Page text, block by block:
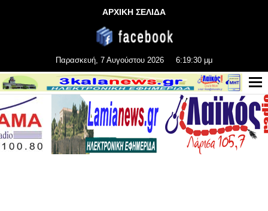
ΑΡΧΙΚΗ ΣΕΛΙΔΑ
Παρασκευή, 7 Αυγούστου 2026 6:19:31 μμ